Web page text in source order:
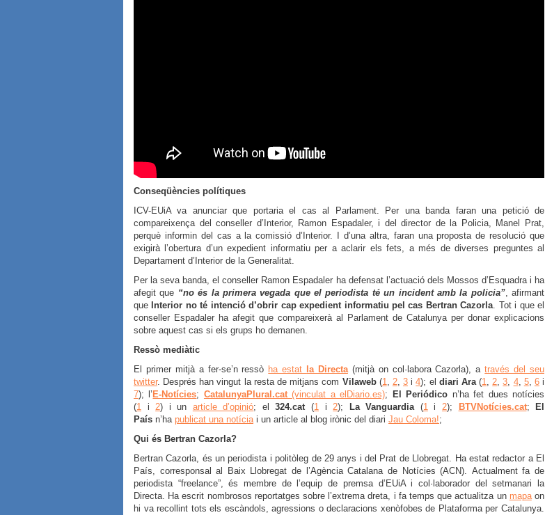
Conseqüències polítiques
ICV-EUiA va anunciar que portaria el cas al Parlament. Per una banda faran una petició de
compareixença del conseller d’Interior, Ramon Espadaler, i del director de la Policia, Manel Prat,
perquè informin del cas a la comissió d’Interior. I d’una altra, faran una proposta de resolució que
exigirà l’obertura d’un expedient informatiu per a aclarir els fets, a més de diverses preguntes al
Departament d’Interior de la Generalitat.
Per la seva banda, el conseller Ramon Espadaler ha defensat l’actuació dels Mossos d’Esquadra i ha
afegit que “no és la primera vegada que el periodista té un incident amb la policia”, afirmant
que Interior no té intenció d’obrir cap expedient informatiu pel cas Bertran Cazorla. Tot i que el
conseller Espadaler ha afegit que compareixerà al Parlament de Catalunya per donar explicacions
sobre aquest cas si els grups ho demanen.
Ressò mediàtic
El primer mitjà a fer-se’n ressò ha estat la Directa(mitjà on col·labora Cazorla), através del seu
twitter. Després han vingut la resta de mitjans com Vilaweb(1, 2,3 i4); el diari Ara(1,2,3, 4, 5, 6i
7); l’ E-Notícies; CatalunyaPlural.cat(vinculat a elDiario.es); El Periódico n’ha fet dues notícies
(1 i2) i un article d’opinió; el324.cat(1 i2); La Vanguardia(1i 2); BTVNotícies.cat;
El
País n’ha publicat una notíciai un article al blog irònic del diari Jau Coloma!;
Qui és Bertran Cazorla?
Bertran Cazorla, és un periodista i politòleg de 29 anys i del Prat de Llobregat. Ha estat redactor a El
País, corresponsal al Baix Llobregat de l’Agència Catalana de Notícies (ACN). Actualment fa de
periodista “freelance”, és membre de l’equip de premsa d’EUiA i col·laborador del setmanari la
Directa. Ha escrit nombrosos reportatges sobre l’extrema dreta, i fa temps que actualitza un mapaon
hi va recollint tots els escàndols, agressions o declaracions xenòfobes de Plataforma per Catalunya.